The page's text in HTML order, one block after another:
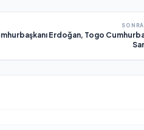
Erdoğan, Togo